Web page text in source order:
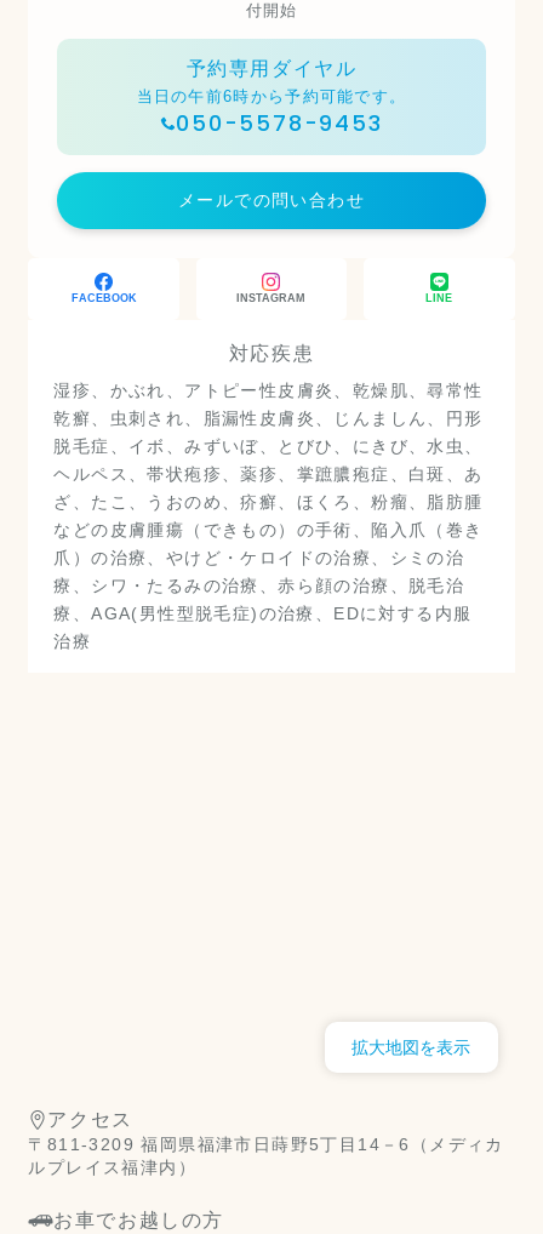
付開始
予約専用ダイヤル
当日の午前6時から予約可能です。
050-5578-9453
メールでの問い合わせ
FACEBOOK INSTAGRAM LINE
対応疾患
湿疹、かぶれ、アトピー性皮膚炎、乾燥肌、尋常性
乾癬、虫刺され、脂漏性皮膚炎、じんましん、円形
脱毛症、イボ、みずいぼ、とびひ、にきび、水虫、
ヘルペス、帯状疱疹、薬疹、掌蹠膿疱症、白斑、あ
ざ、たこ、うおのめ、疥癬、ほくろ、粉瘤、脂肪腫
などの皮膚腫瘍（できもの）の手術、陥入爪（巻き
爪）の治療、やけど・ケロイドの治療、シミの治
療、シワ・たるみの治療、赤ら顔の治療、脱毛治
療、AGA(男性型脱毛症)の治療、EDに対する内服
治療
拡大地図を表示
アクセス
〒811-3209 福岡県福津市日蒔野5丁目14－6（メディカ
ルプレイス福津内）
お車でお越しの方